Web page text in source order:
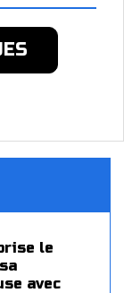
le
avec